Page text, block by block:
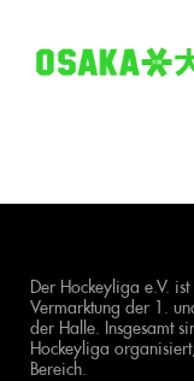
Der Hockeyliga e.V.
Vermarktung der 1.
der Halle. Insgesamt
Hockeyliga
Bereich.